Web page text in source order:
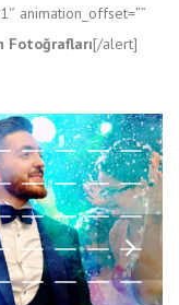
animation_offset=””
Fotoğrafları[/alert]